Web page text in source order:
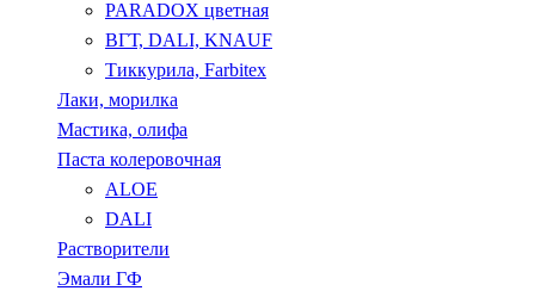
PARADOX цветная
ВГТ, DALI, KNAUF
Тиккурила, Farbitex
Лаки, морилка
Мастика, олифа
Паста колеровочная
ALOE
DALI
Растворители
Эмали ГФ